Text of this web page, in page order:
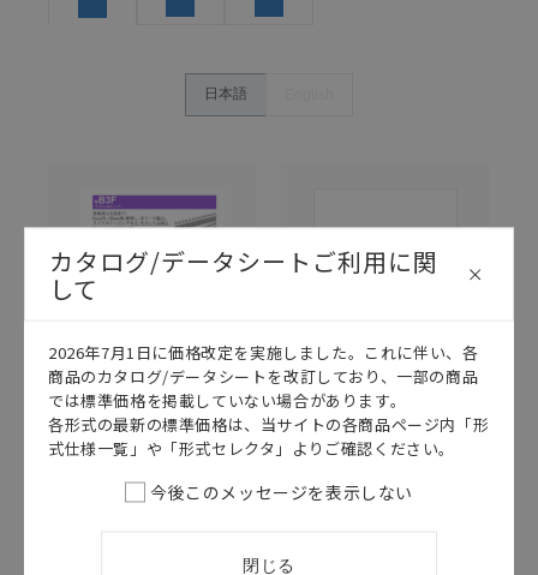
日本語
このカタログを選択
カタログ 日本語
CDMA-016A
ート
カタログ 日本語
CDLA-015H
クションガイド
カタログ/データシートご利用に関
して
2026年7月1日に価格改定を実施しました。これに伴い、各
商品のカタログ/データシートを改訂しており、一部の商品
では標準価格を掲載していない場合があります。
各形式の最新の標準価格は、当サイトの各商品ページ内「形
式仕様一覧」や「形式セレクタ」よりご確認ください。
今後このメッセージを表示しない
閉じる